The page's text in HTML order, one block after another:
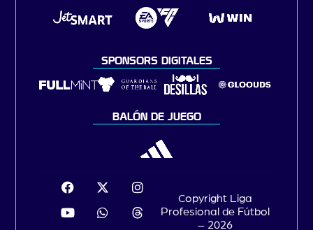
SPONSORS DIGITALES
BALÓN DE JUEGO
Copyright Liga
Profesional de Fútbol
– 2026